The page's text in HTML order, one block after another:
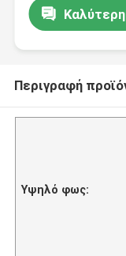
Περιγραφή
Υψηλό φως: